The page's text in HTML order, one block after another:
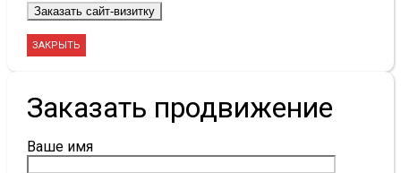
ЗАКРЫТЬ
Заказать продвижение
Ваше имя